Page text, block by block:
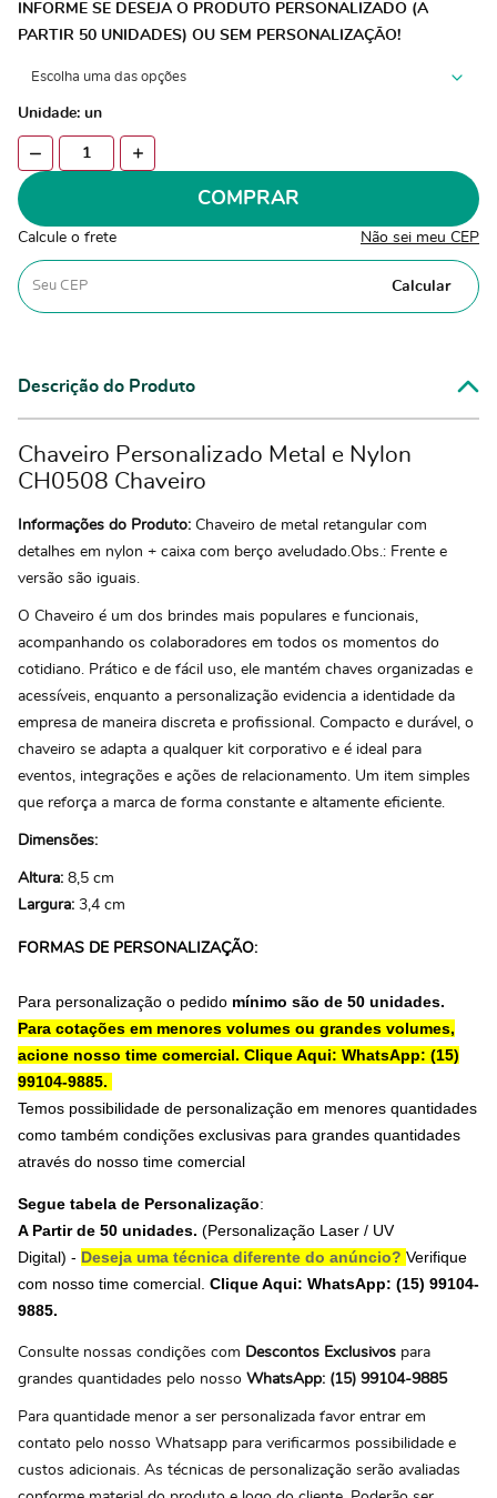
INFORME SE DESEJA O PRODUTO PERSONALIZADO (A
PARTIR 50 UNIDADES) OU SEM PERSONALIZAÇÃO!
Unidade: un
COMPRAR
Calcule o frete Não sei meu CEP
Calcular
Descrição do Produto
Chaveiro Personalizado Metal e Nylon
CH0508 Chaveiro
Informações do Produto: Chaveiro de metal retangular com
detalhes em nylon + caixa com berço aveludado.Obs.: Frente e
versão são iguais.
O Chaveiro é um dos brindes mais populares e funcionais,
acompanhando os colaboradores em todos os momentos do
cotidiano. Prático e de fácil uso, ele mantém chaves organizadas e
acessíveis, enquanto a personalização evidencia a identidade da
empresa de maneira discreta e profissional. Compacto e durável, o
chaveiro se adapta a qualquer kit corporativo e é ideal para
eventos, integrações e ações de relacionamento. Um item simples
que reforça a marca de forma constante e altamente eficiente.
Dimensões:
Altura: 8,5 cm
Largura: 3,4 cm
FORMAS DE PERSONALIZAÇÃO:
Para personalização o pedido mínimo são de 50 unidades.
Para cotações em menores volumes ou grandes volumes,
acione nosso time comercial. Clique Aqui: WhatsApp: (15)
99104-9885.
Temos possibilidade de personalização em menores quantidades
como também condições exclusivas para grandes quantidades
através do nosso time comercial
Segue tabela de Personalização:
A Partir de 50 unidades. (Personalização Laser / UV
Digital) - Deseja uma técnica diferente do anúncio? Verifique
com nosso time comercial. Clique Aqui: WhatsApp: (15) 99104-
9885.
Consulte nossas condições com Descontos Exclusivos para
grandes quantidades pelo nosso WhatsApp: (15) 99104-9885
Para quantidade menor a ser personalizada favor entrar em
contato pelo nosso Whatsapp para verificarmos possibilidade e
custos adicionais. As técnicas de personalização serão avaliadas